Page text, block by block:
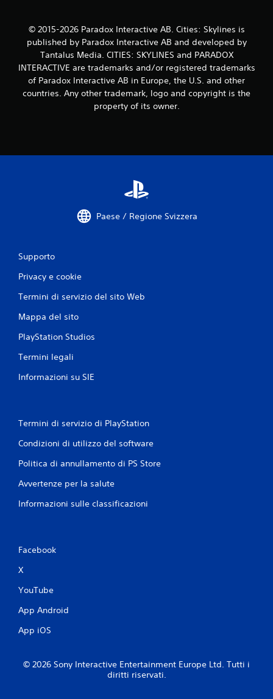
d
a
7
v
© 2015-2026 Paradox Interactive AB. Cities: Skylines is
published by Paradox Interactive AB and developed by
Tantalus Media. CITIES: SKYLINES and PARADOX
INTERACTIVE are trademarks and/or registered trademarks
of Paradox Interactive AB in Europe, the U.S. and other
countries. Any other trademark, logo and copyright is the
property of its owner.
Paese / Regione Svizzera
Supporto
Privacy e cookie
Termini di servizio del sito Web
Mappa del sito
PlayStation Studios
Termini legali
Informazioni su SIE
Termini di servizio di PlayStation
Condizioni di utilizzo del software
Politica di annullamento di PS Store
Avvertenze per la salute
Informazioni sulle classificazioni
Facebook
X
YouTube
App Android
App iOS
© 2026 Sony Interactive Entertainment Europe Ltd. Tutti i
diritti riservati.